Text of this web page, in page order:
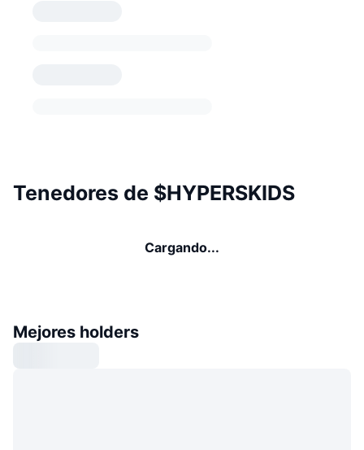
Tenedores de $HYPERSKIDS
Cargando...
Mejores holders